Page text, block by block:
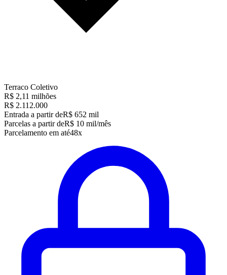
Terraco Coletivo
R$ 2,11 milhões
R$ 2.112.000
Entrada a partir deR$ 652 mil
Parcelas a partir deR$ 10 mil/mês
Parcelamento em até48x